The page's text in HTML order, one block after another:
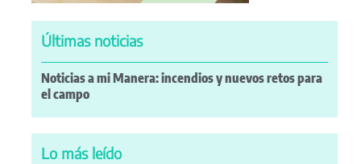
Últimas noticias
Noticias a mi Manera: incendios y nuevos retos para
el campo
Lo más leído